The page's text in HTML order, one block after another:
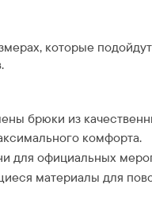
которые
брюки из
комфорта.
для официальных
материалы для